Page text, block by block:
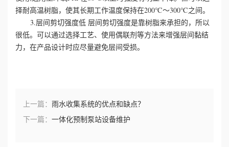
择耐高温树脂，使其长期工作温度保持在200℃～300℃之间。
3.层间剪切强度低 层间剪切强度是靠树脂来承担的，所以
很低。可以通过选择工艺、使用偶联剂等方法来增强层间黏结
力，在产品设计时应尽量避免层间受损。
上一篇： 雨水收集系统的优点和缺点？
下一篇： 一体化预制泵站设备维护